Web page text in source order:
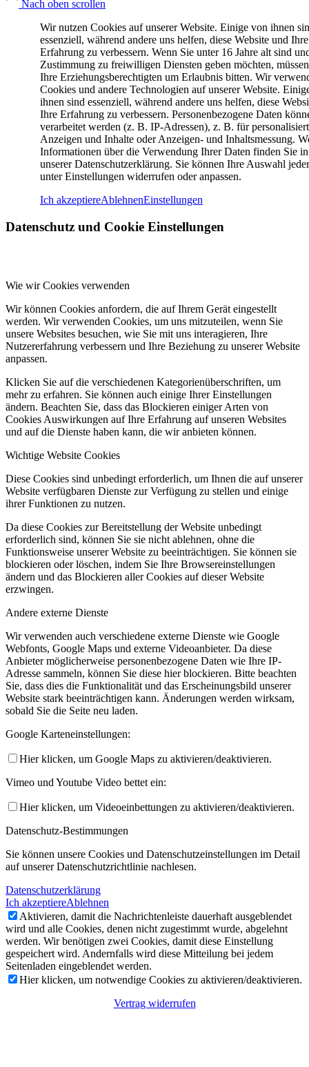
Nach oben scrollen
Wir nutzen Cookies auf unserer Website. Einige von ihnen
essenziell, während andere uns helfen, diese Website und Ihre
Erfahrung zu verbessern. Wenn Sie unter 16 Jahre alt sind
Zustimmung zu freiwilligen Diensten geben möchten,
Ihre Erziehungsberechtigten um Erlaubnis bitten. Wir
Cookies und andere Technologien auf unserer Website.
ihnen sind essenziell, während andere uns helfen, diese
Ihre Erfahrung zu verbessern. Personenbezogene Daten
verarbeitet werden (z. B. IP-Adressen), z. B. für
Anzeigen und Inhalte oder Anzeigen- und Inhaltsmessung.
Informationen über die Verwendung Ihrer Daten finden Sie in
unserer Datenschutzerklärung. Sie können Ihre Auswahl
unter Einstellungen widerrufen oder anpassen.
Ich akzeptiereAblehnenEinstellungen
Datenschutz und Cookie Einstellungen
Wie wir Cookies verwenden
Wir können Cookies anfordern, die auf Ihrem Gerät eingestellt
werden. Wir verwenden Cookies, um uns mitzuteilen, wenn Sie
unsere Websites besuchen, wie Sie mit uns interagieren, Ihre
Nutzererfahrung verbessern und Ihre Beziehung zu unserer Website
anpassen.
Klicken Sie auf die verschiedenen Kategorienüberschriften, um
mehr zu erfahren. Sie können auch einige Ihrer Einstellungen
ändern. Beachten Sie, dass das Blockieren einiger Arten von
Cookies Auswirkungen auf Ihre Erfahrung auf unseren Websites
und auf die Dienste haben kann, die wir anbieten können.
Wichtige Website Cookies
Diese Cookies sind unbedingt erforderlich, um Ihnen die auf unserer
Website verfügbaren Dienste zur Verfügung zu stellen und einige
ihrer Funktionen zu nutzen.
Da diese Cookies zur Bereitstellung der Website unbedingt
erforderlich sind, können Sie sie nicht ablehnen, ohne die
Funktionsweise unserer Website zu beeinträchtigen. Sie können sie
blockieren oder löschen, indem Sie Ihre Browsereinstellungen
ändern und das Blockieren aller Cookies auf dieser Website
erzwingen.
Andere externe Dienste
Wir verwenden auch verschiedene externe Dienste wie Google
Webfonts, Google Maps und externe Videoanbieter. Da diese
Anbieter möglicherweise personenbezogene Daten wie Ihre IP-
Adresse sammeln, können Sie diese hier blockieren. Bitte beachten
Sie, dass dies die Funktionalität und das Erscheinungsbild unserer
Website stark beeinträchtigen kann. Änderungen werden wirksam,
sobald Sie die Seite neu laden.
Google Karteneinstellungen:
Hier klicken, um Google Maps zu aktivieren/deaktivieren.
Vimeo und Youtube Video bettet ein:
Hier klicken, um Videoeinbettungen zu aktivieren/deaktivieren.
Datenschutz-Bestimmungen
Sie können unsere Cookies und Datenschutzeinstellungen im Detail
auf unserer Datenschutzrichtlinie nachlesen.
Datenschutzerklärung
Ich akzeptiereAblehnen
Aktivieren, damit die Nachrichtenleiste dauerhaft ausgeblendet
wird und alle Cookies, denen nicht zugestimmt wurde, abgelehnt
werden. Wir benötigen zwei Cookies, damit diese Einstellung
gespeichert wird. Andernfalls wird diese Mitteilung bei jedem
Seitenladen eingeblendet werden.
Hier klicken, um notwendige Cookies zu aktivieren/deaktivieren.
Vertrag widerrufen